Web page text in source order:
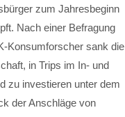
zum Jahresbeginn
Nach einer Befragung
Konsumforscher sank die
in Trips im In- und
zu investieren unter dem
der Anschläge von